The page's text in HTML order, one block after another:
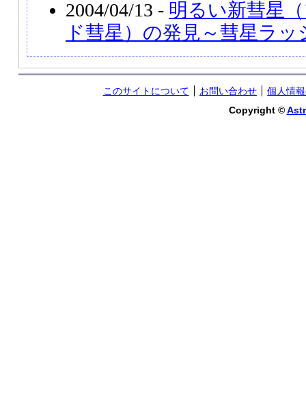
2004/04/13 - 明るい新彗星
ド彗星）の発見～彗星ラッ
このサイトについて お問い合わせ
個人情
Copyright ©